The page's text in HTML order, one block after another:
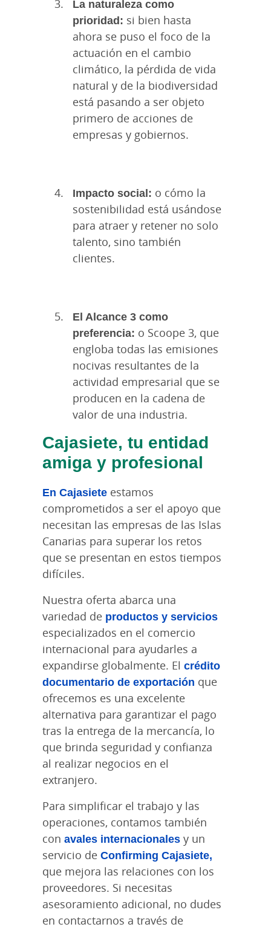
La naturaleza como
prioridad: si bien hasta
ahora se puso el foco de la
actuación en el cambio
climático, la pérdida de vida
natural y de la biodiversidad
está pasando a ser objeto
primero de acciones de
empresas y gobiernos.
Impacto social: o cómo la
sostenibilidad está usándose
para atraer y retener no solo
talento, sino también
clientes.
El Alcance 3 como
preferencia: o Scoope 3, que
engloba todas las emisiones
nocivas resultantes de la
actividad empresarial que se
producen en la cadena de
valor de una industria.
Cajasiete, tu entidad
amiga y profesional
En Cajasiete estamos
comprometidos a ser el apoyo que
necesitan las empresas de las Islas
Canarias para superar los retos
que se presentan en estos tiempos
difíciles.
Nuestra oferta abarca una
variedad de productos y servicios
especializados en el comercio
internacional para ayudarles a
expandirse globalmente. El crédito
documentario de exportación que
ofrecemos es una excelente
alternativa para garantizar el pago
tras la entrega de la mercancía, lo
que brinda seguridad y confianza
al realizar negocios en el
extranjero.
Para simplificar el trabajo y las
operaciones, contamos también
con avales internacionales y un
servicio de Confirming Cajasiete,
que mejora las relaciones con los
proveedores. Si necesitas
asesoramiento adicional, no dudes
en contactarnos a través de